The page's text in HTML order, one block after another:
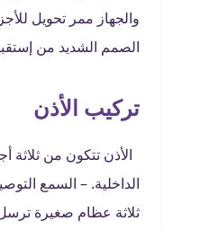
والجهاز ممر تحويل
الصمم الشديد من
تركيب الأذن
الأذن تتكون من ثلاثة
الداخلية. – السمع
ثلاثة عظام صغيرة ترسل